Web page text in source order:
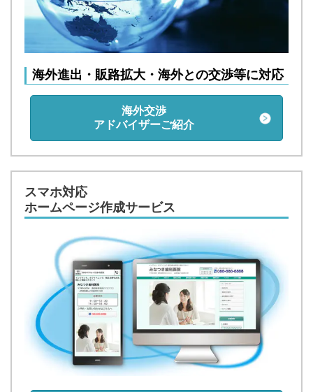
海外進出・販路拡大・海外との交渉等に対応
海外交渉
アドバイザーご紹介
スマホ対応
ホームページ作成サービス